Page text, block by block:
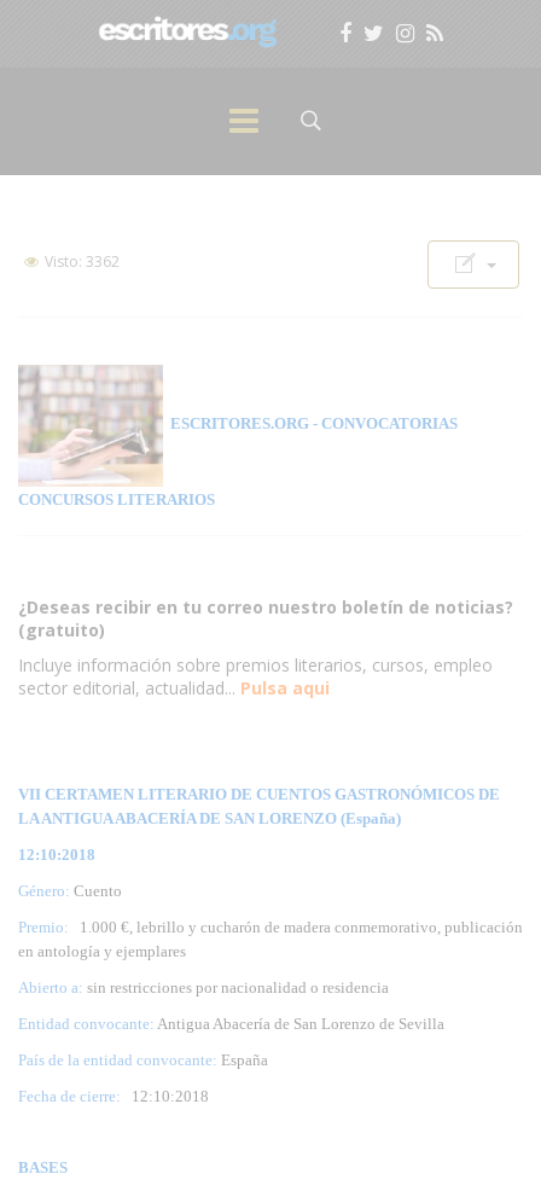
Visto: 3362
ESCRITORES.ORG - CONVOCATORIAS
CONCURSOS LITERARIOS
¿Deseas recibir en tu correo nuestro boletín de noticias?
(gratuito)
Incluye información sobre premios literarios, cursos, empleo
sector editorial, actualidad... Pulsa aqui
VII CERTAMEN LITERARIO DE CUENTOS GASTRONÓMICOS DE
LA ANTIGUA ABACERÍA DE SAN LORENZO (España)
12:10:2018
Género: Cuento
Premio:
1.000 €, lebrillo y cucharón de madera conmemorativo, publicación
en antología y ejemplares
Abierto a: sin restricciones por nacionalidad o residencia
Entidad convocante: Antigua Abacería de San Lorenzo de Sevilla
País de la entidad convocante: España
Fecha de cierre: 12:10:2018
BASES